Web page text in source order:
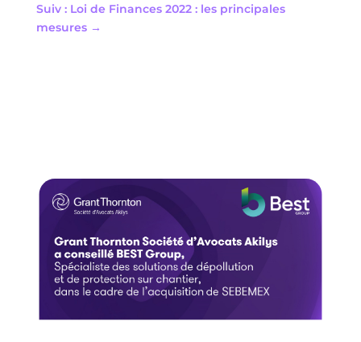
Suiv : Loi de Finances 2022 : les principales
mesures→